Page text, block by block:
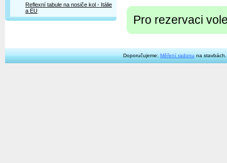
Reflexní tabule na nosiče kol - Itálie
a EU
Pro rezervaci
Doporučujeme:Měření radonuna stavbách.